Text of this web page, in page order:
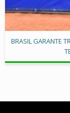
BRASIL GARANTE